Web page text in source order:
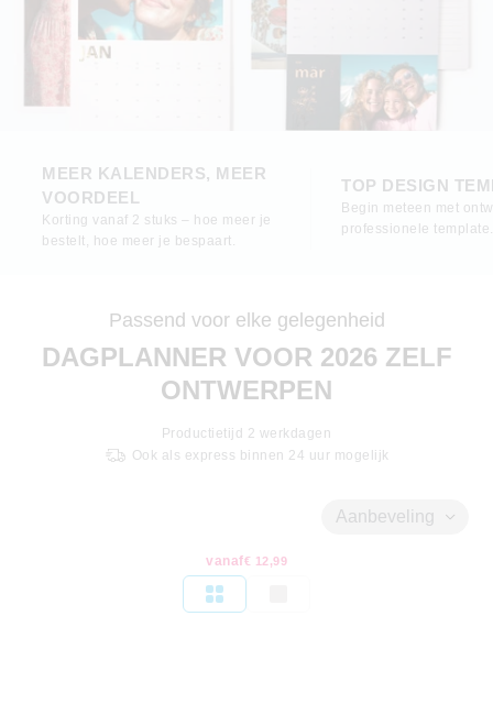
MEER KALENDERS, MEER
VOORDEEL
Korting vanaf 2 stuks – hoe meer je
bestelt, hoe meer je bespaart.
TOP DESIGN
Begin meteen met
professionele template.
Passend voor elke gelegenheid
DAGPLANNER VOOR 2026 ZELF
ONTWERPEN
Productietijd 2 werkdagen
Ook als express binnen 24 uur mogelijk
Aanbeveling
vanaf€ 12,99